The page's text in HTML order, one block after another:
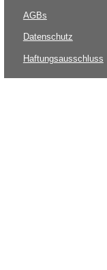
AGBs
Datenschutz
Haftungsausschluss